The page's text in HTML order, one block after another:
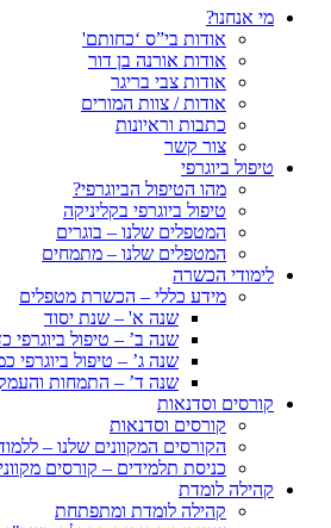
מי אנחנו?
אודות בי”ס ‘כחותם'
אודות אורנה בן דור
אודות צבי בריגר
אודות / צוות המורים
כתבות וראיונות
צור קשר
טיפול ביוגרפי
מהו הטיפול הביוגרפי?
טיפול ביוגרפי בקליניקה
המטפלים שלנו – בוגרים
המטפלים שלנו – מתמחים
לימודי הכשרה
מידע כללי – הכשרת מטפלים
שנה א' – שנת יסוד
שנה ב’ – טיפול
שנה ג’ – טיפול ביוגרפי
שנה ד’ – התמחות
קורסים וסדנאות
קורסים וסדנאות
הקורסים המקוונים שלנו –
כניסת תלמידים – קורסים
קהילה לומדת
קהילה לומדת ומתפתחת